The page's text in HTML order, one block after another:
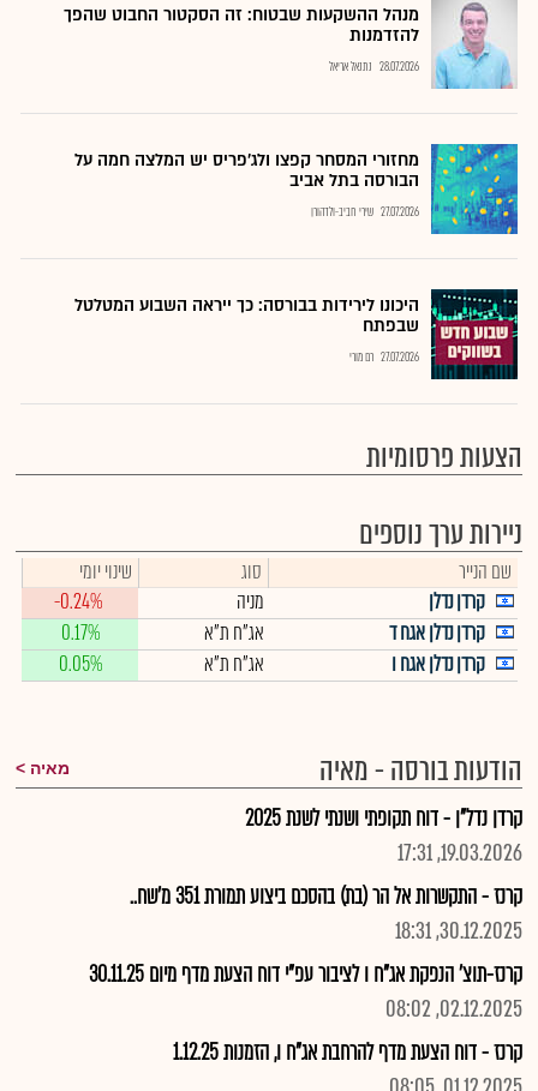
מנהל ההשקעות שבטוח: זה הסקטור החבוט שהפך
להזדמנות
28.07.2026 נתנאל אריאל
מחזורי המסחר קפצו ולג'פריס יש המלצה חמה על
הבורסה בתל אביב
27.07.2026 שירי חביב-ולדהורן
היכונו לירידות בבורסה: כך ייראה השבוע המטלטל
שבפתח
27.07.2026 רם מורי
הצעות פרסומיות
ניירות ערך נוספים
שם הנייר סוג
שינוי יומי
קרדן נדלן
מניה
-0.24%
קרדן נדלן אגח ד
אג"ח ת"א
0.17%
קרדן נדלן אגח ו
אג"ח ת"א 0.05%
הודעות בורסה - מאיה מאיה
קרדן נדל"ן - דוח תקופתי ושנתי לשנת 2025
19.03.2026, 17:31
קרנז - התקשרות אל הר (בת) בהסכם ביצוע תמורת 351 מ'שח..
30.12.2025, 18:31
קרנז-תוצ' הנפקת אג"ח ו לציבור עפ"י דוח הצעת מדף מיום 30.11.25
02.12.2025, 08:02
קרנז - דוח הצעת מדף להרחבת אג"ח ו, הזמנות 1.12.25